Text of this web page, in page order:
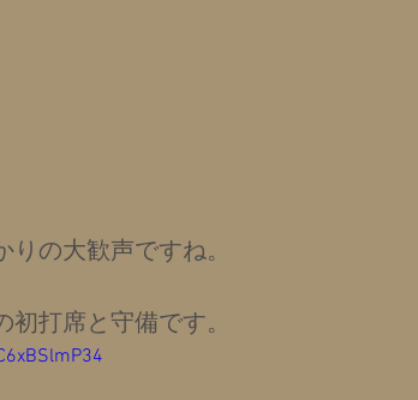
の大歓声ですね。
打席と守備です。